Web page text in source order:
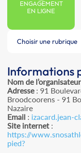
ENGAGEMENT
EN LIGNE
Choisir une rubrique
Informations
Nom de l’organisateur
Adresse: 91
Broodcoorens - 91
Nazaire
Email : izacard.jean-
Site internet :
https://
pied?